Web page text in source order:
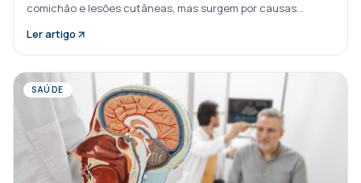
comichão e lesões cutâneas, mas surgem por causas
Ler artigo
SAÚDE